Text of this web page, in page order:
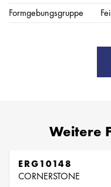
Formgebungsgruppe
Weitere
ERG10148
CORNERSTONE